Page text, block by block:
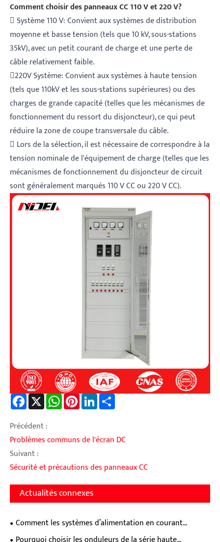
Comment choisir des panneaux CC 110 V et 220 V?
 Système 110 V: Convient aux systèmes de distribution
moyenne et basse tension (tels que 10 kV, sous-stations
35kV), avec un petit courant de charge et une perte de
câble relativement faible.
220V Système: Convient aux systèmes à haute tension
(tels que 110kV et les sous-stations supérieures) ou des
charges de grande capacité (telles que les mécanismes de
fonctionnement du ressort du disjoncteur), ce qui peut
réduire la zone de coupe transversale du câble.
 Lors de la sélection, il est nécessaire de correspondre à la
tension nominale de l'équipement de charge (telles que les
mécanismes de fonctionnement du disjoncteur de circuit
sont généralement marqués 110 V CC ou 220 V CC).
Facebook WhatsAppPinterestLinkedIn
Précédent :
Problèmes communs de l'écran DC
Suivant :
Sécurité et précautions des panneaux CC
Actualités connexes
Comment les systèmes d’alimentation en courant
continu prennent-ils en charge une distribution d’énergie